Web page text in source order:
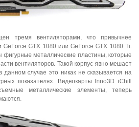
тремя вентиляторами, что привычнее
GeForce GTX 1080 или GeForce GTX 1080 Ti.
фигурные металлические пластины, которые
вентиляторов. Такой корпус явно мешает
данном случае это никак не сказывается на
показателях. Видеокарты Inno3D iChill
металлические элементы, теперь